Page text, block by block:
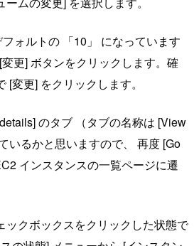
ォルトの 「10」 になっています
更] ボタンをクリックします。確
変更] をクリックします。
のタブ （タブの名称は [View
いるかと思いますので、 再度 [Go
インスタンスの一覧ページに遷
ックボックスをクリックした状態で